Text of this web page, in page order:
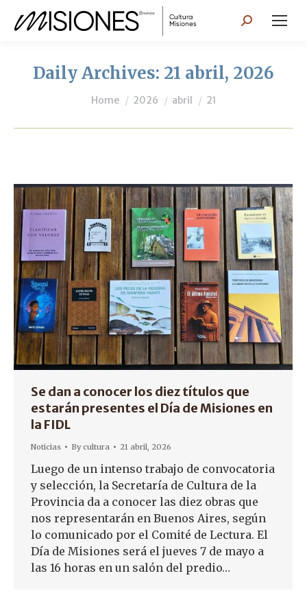
Search:
Daily Archives: 21 abril, 2026
You are here:
Home 2026 abril 21
Se dan a conocer los diez títulos que
estarán presentes el Día de Misiones en
la FIDL
Noticias Bycultura 21 abril, 2026
Luego de un intenso trabajo de convocatoria
y selección, la Secretaría de Cultura de la
Provincia da a conocer las diez obras que
nos representarán en Buenos Aires, según
lo comunicado por el Comité de Lectura. El
Día de Misiones será el jueves 7 de mayo a
las 16 horas en un salón del predio…